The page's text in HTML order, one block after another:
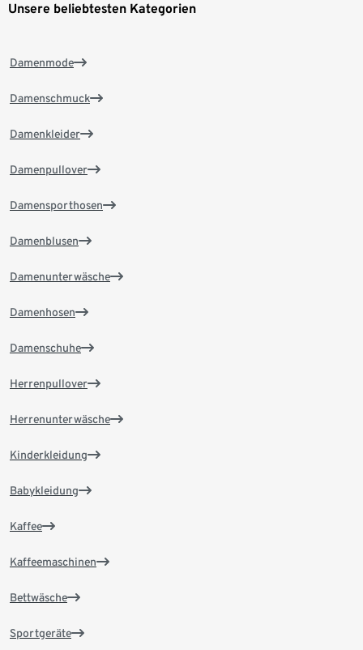
Unsere beliebtesten Kategorien
Damenmode
Damenschmuck
Damenkleider
Damenpullover
Damensporthosen
Damenblusen
Damenunterwäsche
Damenhosen
Damenschuhe
Herrenpullover
Herrenunterwäsche
Kinderkleidung
Babykleidung
Kaffee
Kaffeemaschinen
Bettwäsche
Sportgeräte